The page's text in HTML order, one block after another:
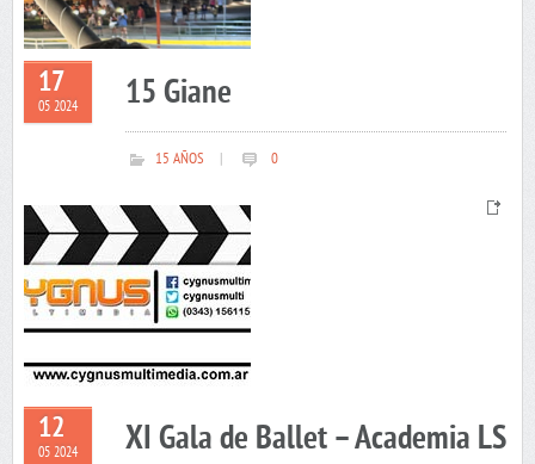
17
05 2024 15 Giane
15 AÑOS 0
12
05 2024 XI Gala de Ballet – Academia LS